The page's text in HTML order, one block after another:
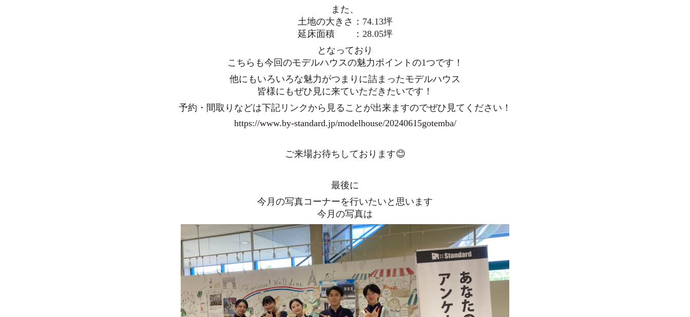
また、
土地の大きさ：74.13坪
延床面積 ：28.05坪
となっており
こちらも今回のモデルハウスの魅力ポイントの1つです！
他にもいろいろな魅力がつまりに詰まったモデルハウス
皆様にもぜひ見に来ていただきたいです！
予約・間取りなどは下記リンクから見ることが出来ますのでぜひ見てください！
https://www.by-standard.jp/modelhouse/20240615gotemba/
ご来場お待ちしております😊
最後に
今月の写真コーナーを行いたいと思います
今月の写真は